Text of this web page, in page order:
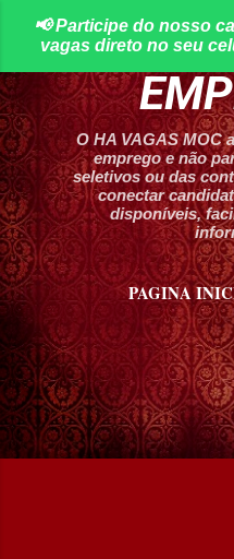
Pular para o
HA
O HA VAGAS MOC
emprego e não
seletivos ou das
conectar
disponíveis,
📢 Participe do nosso
vagas direto no seu
PAGINA
CURSOS